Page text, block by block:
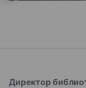
Директор